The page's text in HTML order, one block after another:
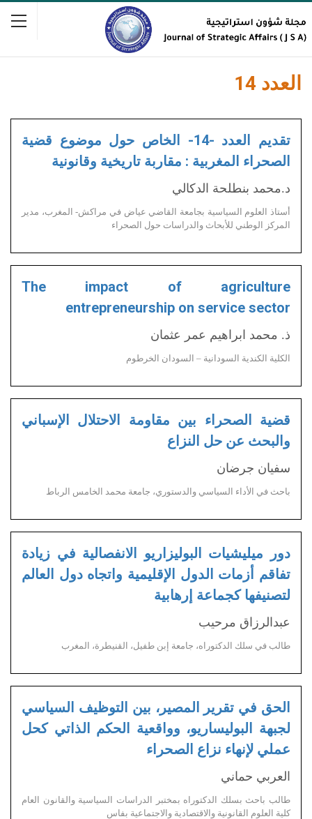
العدد 14
تقديم العدد -14- الخاص حول موضوع قضية
الصحراء المغربية : مقاربة تاريخية وقانونية
د.محمد بنطلحة الدكالي
أستاذ العلوم السياسية بجامعة القاضي عياض في مراكش- المغرب، مدير
المركز الوطني للأبحاث والدراسات حول الصحراء
The impact of agriculture
entrepreneurship on service sector
ذ. محمد ابراهيم عمر عثمان
الكلية الكندية السودانية – السودان الخرطوم
قضية الصحراء بين مقاومة الاحتلال الإسباني
والبحث عن حل النزاع
سفيان جرضان
باحث في الأداء السياسي والدستوري، جامعة محمد الخامس الرباط
دور ميليشيات البوليزاريو الانفصالية في زيادة
تفاقم أزمات الدول الإقليمية واتجاه دول العالم
لتصنيفها كجماعة إرهابية
عبدالرزاق مرحيب
طالب في سلك الدكتوراه، جامعة إبن طفيل، القنيطرة، المغرب
الحق في تقرير المصير، بين التوظيف السياسي
لجبهة البوليساريو، وواقعية الحكم الذاتي كحل
عملي لإنهاء نزاع الصحراء
العربي حماني
طالب باحث بسلك الدكتوراه بمختبر الدراسات السياسية والقانون العام
كلية العلوم القانونية والاقتصادية والاجتماعية بفاس